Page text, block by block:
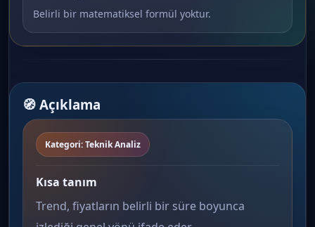
Belirli bir matematiksel formül yoktur.
🧭 Açıklama
Kategori: Teknik Analiz
Kısa tanım
Trend, fiyatların belirli bir süre boyunca